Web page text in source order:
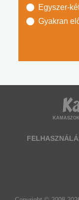
Egyszer-
Gyakran